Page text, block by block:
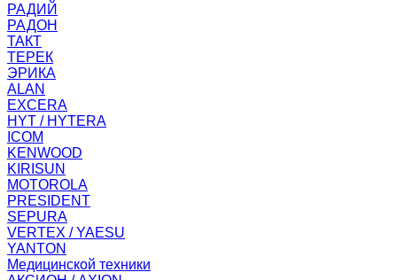
РАДИЙ
РАДОН
ТАКТ
ТЕРЕК
ЭРИКА
ALAN
EXCERA
HYT / HYTERA
ICOM
KENWOOD
KIRISUN
MOTOROLA
PRESIDENT
SEPURA
VERTEX / YAESU
YANTON
Медицинской техники